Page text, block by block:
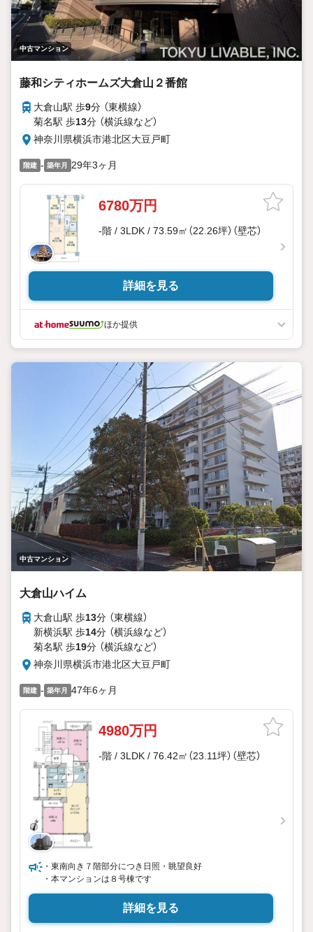
中古マンション
藤和シティホームズ大倉山２番館
大倉山駅 歩9分 （東横線）
菊名駅 歩13分 （横浜線など）
神奈川県横浜市港北区大豆戸町
階建 - 築年月 29年3ヶ月
6780万円
-階 / 3LDK / 73.59㎡（22.26坪）（壁芯）
詳細を見る
ほか提供
中古マンション
大倉山ハイム
大倉山駅 歩13分 （東横線）
新横浜駅 歩14分 （横浜線など）
菊名駅 歩19分 （横浜線など）
神奈川県横浜市港北区大豆戸町
階建 - 築年月 47年6ヶ月
4980万円
-階 / 3LDK / 76.42㎡（23.11坪）（壁芯）
・東南向き７階部分につき日照・眺望良好
・本マンションは８号棟です
詳細を見る